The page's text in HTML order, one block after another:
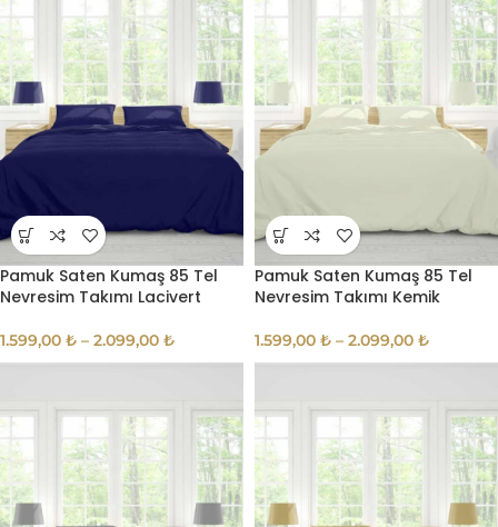
Pamuk Saten Kumaş 85 Tel
Nevresim Takımı Lacivert
1.599,00 ₺ – 2.099,00 ₺
Pamuk Saten Kumaş 85 Tel
Nevresim Takımı Kemik
1.599,00 ₺ – 2.099,00 ₺